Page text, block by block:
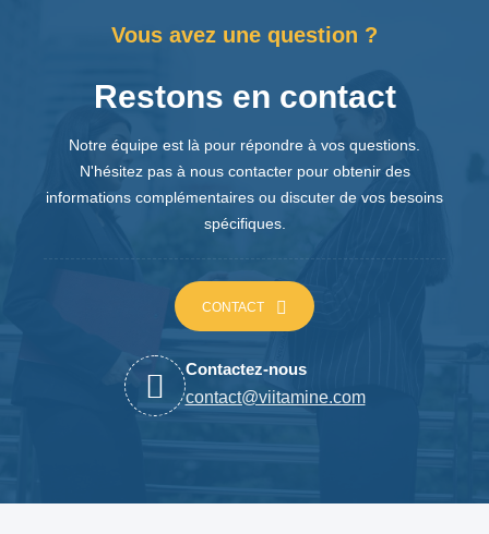
Vous avez une question ?
Restons en contact
Notre équipe est là pour répondre à vos questions.
N'hésitez pas à nous contacter pour obtenir des
informations complémentaires ou discuter de vos besoins
spécifiques.
CONTACT
Contactez-nous